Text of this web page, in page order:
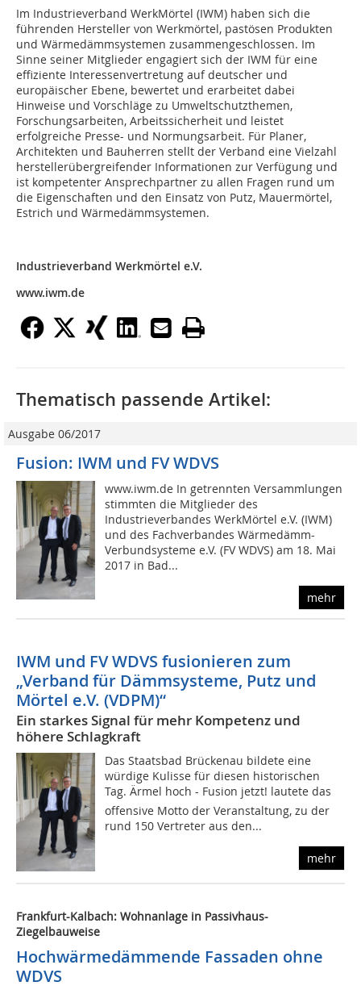
Im Industrieverband WerkMörtel (IWM) haben sich die
führenden Hersteller von Werkmörtel, pastösen Produkten
und Wärmedämmsystemen zusammengeschlossen. Im
Sinne seiner Mitglieder engagiert sich der IWM für eine
effiziente Interessenvertretung auf deutscher und
europäischer Ebene, bewertet und erarbeitet dabei
Hinweise und Vorschläge zu Umweltschutzthemen,
Forschungsarbeiten, Arbeitssicherheit und leistet
erfolgreiche Presse- und Normungsarbeit. Für Planer,
Architekten und Bauherren stellt der Verband eine Vielzahl
herstellerübergreifender Informationen zur Verfügung und
ist kompetenter Ansprechpartner zu allen Fragen rund um
die Eigenschaften und den Einsatz von Putz, Mauermörtel,
Estrich und Wärmedämmsystemen.
Industrieverband Werkmörtel e.V.
www.iwm.de
Thematisch passende Artikel:
Ausgabe 06/2017
Fusion: IWM und FV WDVS
www.iwm.de In getrennten Versammlungen
stimmten die Mitglieder des
Industrieverbandes WerkMörtel e.V. (IWM)
und des Fachverbandes Wärmedämm-
Verbundsysteme e.V. (FV WDVS) am 18. Mai
2017 in Bad...
mehr
IWM und FV WDVS fusionieren zum
„Verband für Dämmsysteme, Putz und
Mörtel e.V. (VDPM)“
Ein starkes Signal für mehr Kompetenz und
höhere Schlagkraft
Das Staatsbad Brückenau bildete eine
würdige Kulisse für diesen historischen
Tag. Ärmel hoch - Fusion jetzt! lautete das
offensive Motto der Veranstaltung, zu der
rund 150 Vertreter aus den...
mehr
Frankfurt-Kalbach: Wohnanlage in Passivhaus-
Ziegelbauweise
Hochwärmedämmende Fassaden ohne
WDVS